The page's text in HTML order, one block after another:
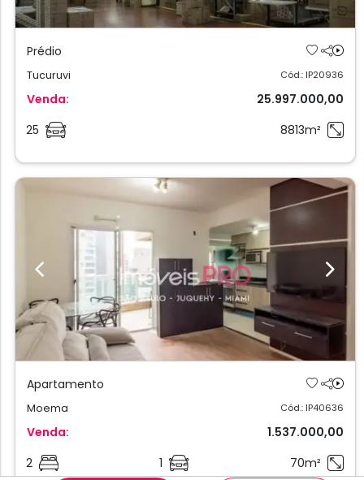
Prédio
Tucuruvi Cód.: IP20936
Venda:
25.997.000,00
25
8813m²
Previous Next
Apartamento
Moema Cód.: IP40636
Venda:
1.537.000,00
2
1 70m²